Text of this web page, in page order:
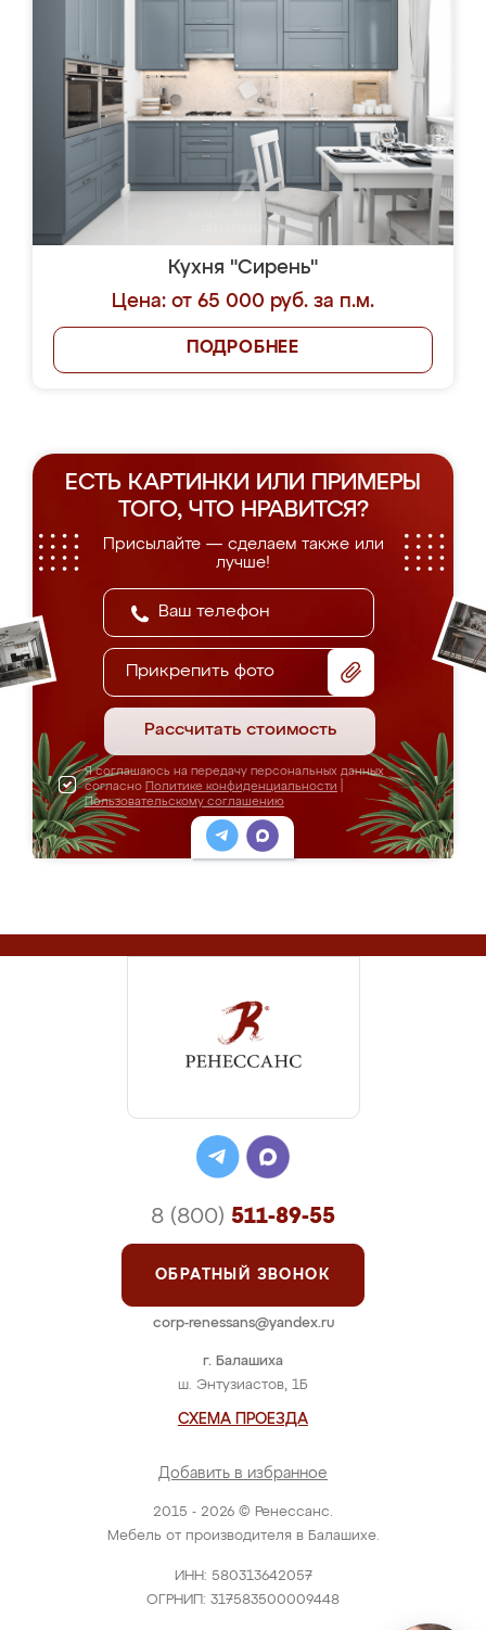
Кухня "Сирень"
Цена: от 65 000 руб. за п.м.
ПОДРОБНЕЕ
ЕСТЬ КАРТИНКИ ИЛИ ПРИМЕРЫ
ТОГО, ЧТО НРАВИТСЯ?
Присылайте — сделаем также или
лучше!
Прикрепить фото
Рассчитать стоимость
Я соглашаюсь на передачу персональных данных
согласно Политике конфиденциальности
Пользовательскому соглашению
2015 - 2026 © Ренессанс.
Мебель от производителя в Балашихе.
ИНН: 580313642057
ОГРНИП: 317583500009448
г. Балашиха
ш. Энтузиастов, 1Б
СХЕМА ПРОЕЗДА
Добавить в избранное
8 (800) 511-89-55
ОБРАТНЫЙ ЗВОНОК
corp-renessans@yandex.ru